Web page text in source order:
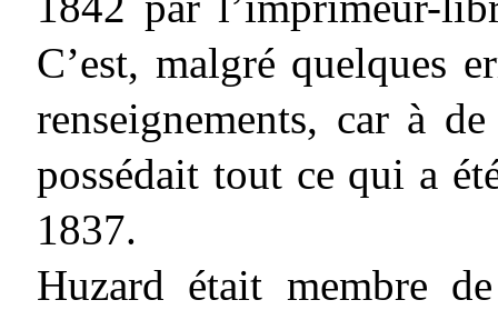
C’est, malgré quelques
renseignements, car à
possédait tout ce qui a
1837.
Huzard était membre